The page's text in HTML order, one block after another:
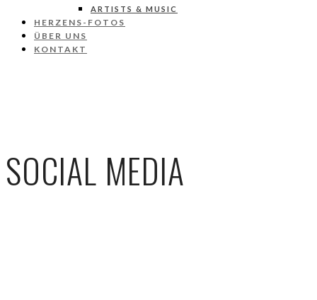
ARTISTS & MUSIC
HERZENS-FOTOS
ÜBER UNS
KONTAKT
SOCIAL MEDIA